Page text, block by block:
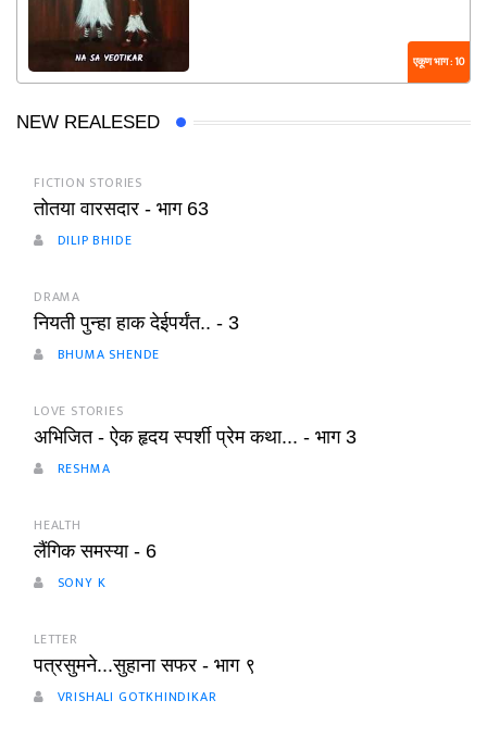
एकूण भाग : 10
NEW REALESED
FICTION STORIES
तोतया वारसदार - भाग 63
DILIP BHIDE
DRAMA
नियती पुन्हा हाक देईपर्यंत.. - 3
BHUMA SHENDE
LOVE STORIES
अभिजित - ऐक हृदय स्पर्शी प्रेम कथा... - भाग 3
RESHMA
HEALTH
लैंगिक समस्या - 6
SONY K
LETTER
पत्रसुमने...सुहाना सफर - भाग ९
VRISHALI GOTKHINDIKAR